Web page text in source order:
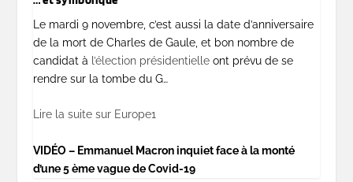
Le mardi 9 novembre, c’est aussi la date d’anniversaire
de la mort de Charles de Gaule, et bon nombre de
candidat à l’élection présidentielle ont prévu de se
rendre sur la tombe du G…
Lire la suite sur Europe1
VIDÉO – Emmanuel Macron inquiet face à la monté
d’une 5 ème vague de Covid-19